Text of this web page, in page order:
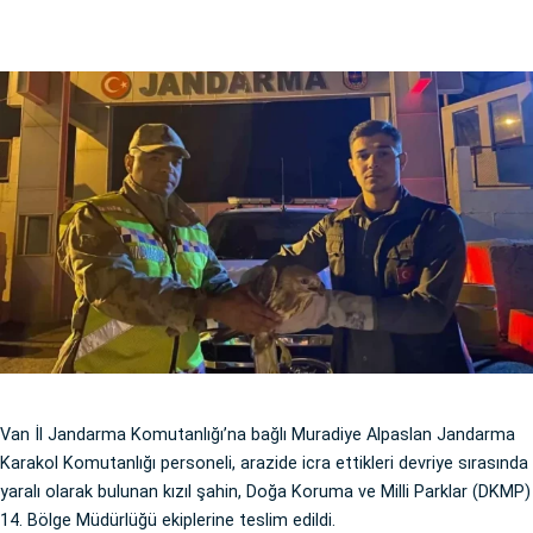
Van İl Jandarma Komutanlığı’na bağlı Muradiye Alpaslan Jandarma
Karakol Komutanlığı personeli, arazide icra ettikleri devriye sırasında
yaralı olarak bulunan kızıl şahin, Doğa Koruma ve Milli Parklar (DKMP)
14. Bölge Müdürlüğü ekiplerine teslim edildi.